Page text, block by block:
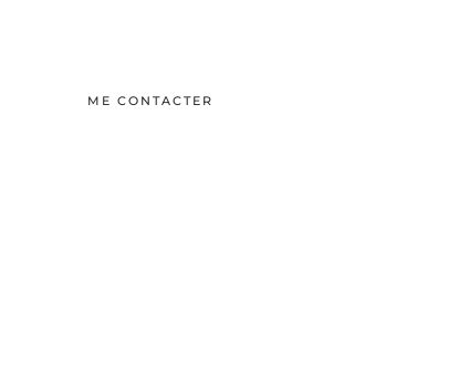
ME CONTACTER